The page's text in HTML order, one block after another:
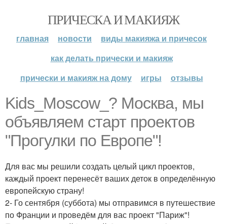
ПРИЧЕСКА И МАКИЯЖ
главная новости
виды макияжа и причесок
как делать прически и макияж
прически и макияж на дому
игры отзывы
Kids_Moscow_? Москва, мы
объявляем старт проектов
"Прогулки по Европе"!
Для вас мы решили создать целый цикл проектов,
каждый проект перенесёт ваших деток в определённую
европейскую страну!
2- Го сентября (суббота) мы отправимся в путешествие
по Франции и проведём для вас проект "Париж"!